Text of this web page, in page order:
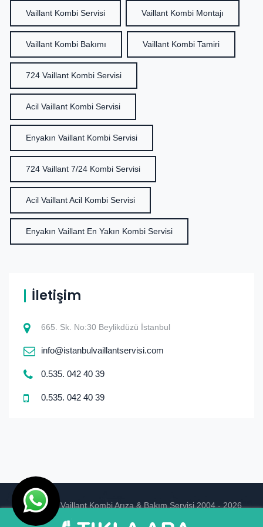
Vaillant Kombi Servisi Vaillant Kombi Montajı
Vaillant Kombi Bakımı Vaillant Kombi Tamiri
724 Vaillant Kombi Servisi
Acil Vaillant Kombi Servisi
Enyakın Vaillant Kombi Servisi
724 Vaillant 7/24 Kombi Servisi
Acil Vaillant Acil Kombi Servisi
Enyakın Vaillant En Yakın Kombi Servisi
İletişim
665. Sk. No:30 Beylikdüzü İstanbul
info@istanbulvaillantservisi.com
0.535. 042 40 39
0.535. 042 40 39
© istanbul Vaillant Kombi Arıza & Bakım Servisi 2004 - 2026
Tasarım Ankara Hosting